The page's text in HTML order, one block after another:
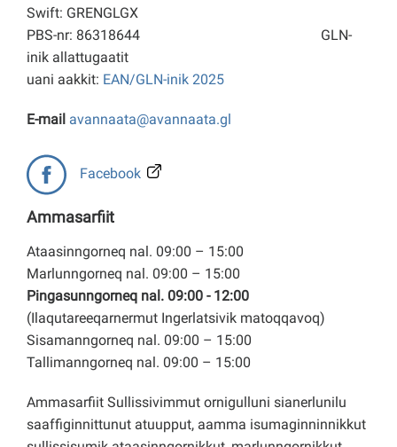
Swift: GRENGLGX
PBS-nr: 86318644 GLN-
inik allattugaatit
uani aakkit: EAN/GLN-inik 2025
E-mail avannaata@avannaata.gl
Facebook
Ammasarfiit
Ataasinngorneq nal. 09:00 – 15:00
Marlunngorneq nal. 09:00 – 15:00
Pingasunngorneq nal. 09:00 - 12:00
(Ilaqutareeqarnermut Ingerlatsivik matoqqavoq)
Sisamanngorneq nal. 09:00 – 15:00
Tallimanngorneq nal. 09:00 – 15:00
Ammasarfiit Sullissivimmut ornigulluni sianerlunilu
saaffiginnittunut atuupput, aamma isumaginninnikkut